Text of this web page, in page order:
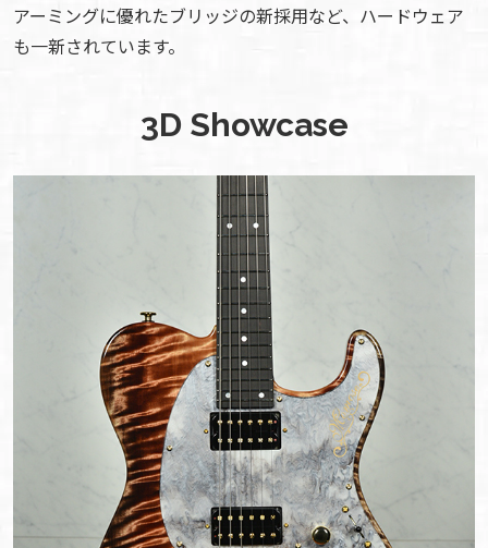
アーミングに優れたブリッジの新採用など、ハードウェア
も一新されています。
3D Showcase